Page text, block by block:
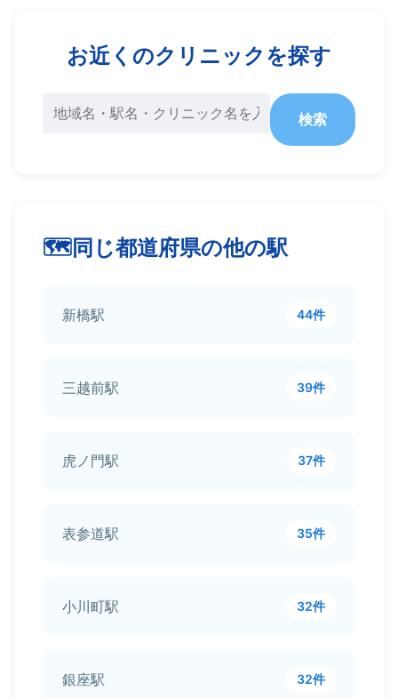
お近くのクリニックを探す
検索
同じ都道府県の他の駅
新橋駅 44件
三越前駅 39件
虎ノ門駅 37件
表参道駅 35件
小川町駅 32件
銀座駅 32件